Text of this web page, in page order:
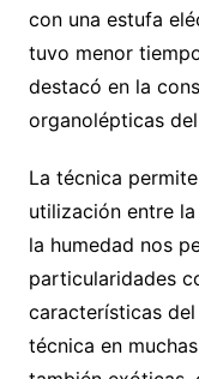
con una estufa
tuvo menor
destacó en la
organolépticas del
La técnica
utilización entre
la humedad nos
particularidades
características
técnica en